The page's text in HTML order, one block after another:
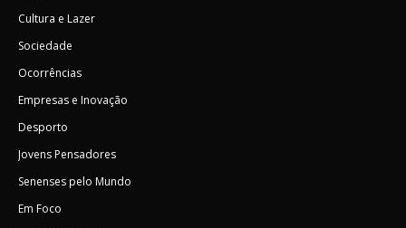
Cultura e Lazer
Sociedade
Ocorrências
Empresas e Inovação
Desporto
Jovens Pensadores
Senenses pelo Mundo
Em Foco